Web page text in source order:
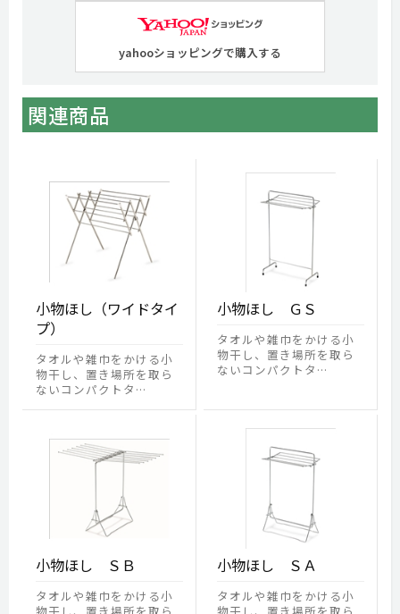
yahooショッピングで購入する
関連商品
小物ほし（ワイドタイ
プ）
タオルや雑巾をかける小
物干し、置き場所を取ら
ないコンパクトタ…
小物ほし ＧＳ
タオルや雑巾をかける小
物干し、置き場所を取ら
ないコンパクトタ…
小物ほし ＳＢ
タオルや雑巾をかける小
物干し、置き場所を取ら
小物ほし ＳＡ
タオルや雑巾をかける小
物干し、置き場所を取ら